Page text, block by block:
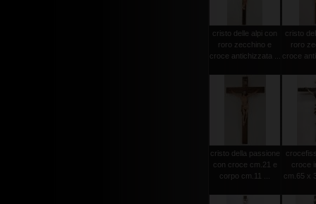
cristo delle alpi con
roro zecchino e
croce antichizzata ...
cristo
roro
croce
cristo della passione
con croce cm.21 e
corpo cm.11 ...
croce
cm.65 x